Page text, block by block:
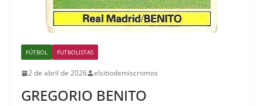
FÚTBOL FUTBOLISTAS
2 de abril de 2026 elsitiodemiscromos
GREGORIO BENITO